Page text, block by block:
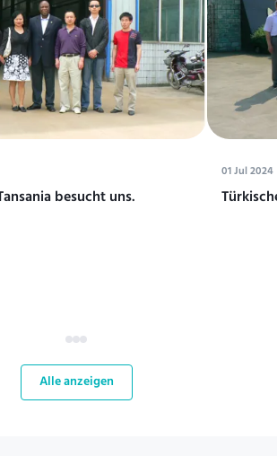
besucht uns.
01 Jul 2024
Alle anzeigen